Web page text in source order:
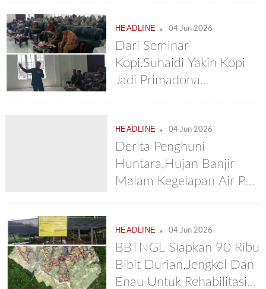
HEADLINE . 04 Jun 2026
Dari Seminar
Kopi.Suhaidi Yakin Kopi
Jadi Primadona
Karim: Dibawah Pinus
Kopi Bisa Tumbuh
Dengan Baik
HEADLINE . 04 Jun 2026
Derita Penghuni
Huntara,Hujan Banjir
Malam Kegelapan Air Pun
HEADLINE . 04 Jun 2026
BBTNGL Siapkan 90 Ribu
Bibit Durian,Jengkol Dan
Enau Untuk Rehabilitasi